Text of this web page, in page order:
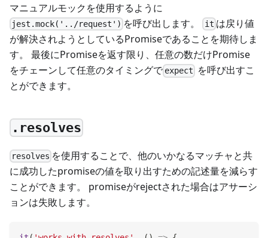
マニュアルモックを使用するように
jest.mock('../request') を呼び出します。 it は戻り値
が解決されようとしているPromiseであることを期待しま
す。 最後にPromiseを返す限り、任意の数だけPromise
をチェーンして任意のタイミングで expect
を呼び出すこ
とができます。
.resolves
resolves を使用することで、他のいかなるマッチャと共
に成功したpromiseの値を取り出すための記述量を減らす
ことができます。 promiseがrejectされた場合はアサーシ
ョンは失敗します。